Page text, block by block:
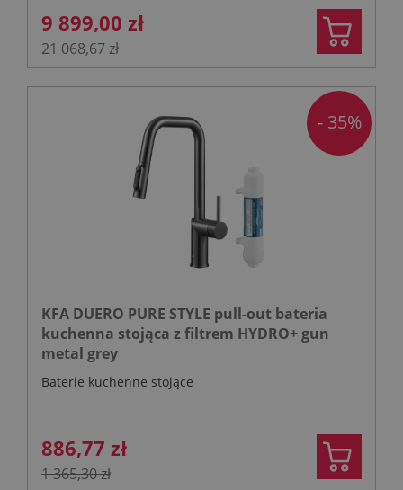
9 899,00 zł
21 068,67 zł
KFA DUERO PURE STYLE pull-out bateria
kuchenna stojąca z filtrem HYDRO+ gun
metal grey
Baterie kuchenne stojące
886,77 zł
1 365,30 zł
- 35%